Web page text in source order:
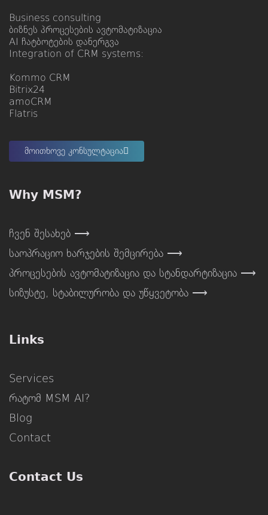
Business consulting
ბიზნეს პროცესების ავტომატიზაცია
AI ჩატბოტების დანერგვა
Integration of CRM systems:
Kommo CRM
Bitrix24
amoCRM
Flatris
მოითხოვე კონსულტაცია
Why MSM?
ჩვენ შესახებ ⟶
საოპრაციო ხარჯების შემცირება ⟶
პროცესების ავტომატიზაცია და სტანდარტიზაცია ⟶
სიზუსტე, სტაბილურობა და უწყვეტობა ⟶
Links
Services
რატომ MSM AI?
Blog
Contact
Contact Us